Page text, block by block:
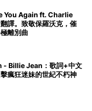
You Again ft. Charlie
譯。致敬保羅沃克，催
離別曲
Billie Jean：歌詞+中文
瘋狂迷妹的世紀不朽神